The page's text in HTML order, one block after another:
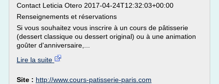
Contact Leticia Otero 2017-04-24T12:32:03+00:00
Renseignements et réservations
Si vous souhaitez vous inscrire à un cours de pâtisserie
(dessert classique ou dessert original) ou à une animation
goûter d'anniversaire,...
Lire la suite
Site : http://www.cours-patisserie-paris.com